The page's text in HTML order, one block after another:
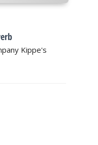
Kippe's